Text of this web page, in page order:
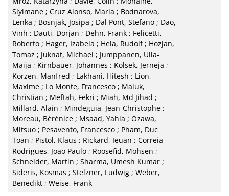
Siyimane ; Cruz Alonso, Maria ; Bodnarova,
Lenka ; Bosnjak, Josipa ; Dal Pont, Stefano ; Dao,
Vinh ; Dauti, Dorjan ; Dehn, Frank ; Felicetti,
Roberto ; Hager, Izabela ; Hela, Rudolf; Hozjan,
Tomaz ; Juknat, Michael ; Jumppanen, Ulla-
Maija ; Kirnbauer, Johannes ; Kolsek, Jerneja ;
Korzen, Manfred ; Lakhani, Hitesh ; Lion,
Maxime ; Lo Monte, Francesco ; Maluk,
Christian ; Meftah, Fekri ; Miah, Md Jihad ;
Millard, Alain ; Mindeguia, Jean-Christophe ;
Moreau, Bérénice ; Msaad, Yahia ; Ozawa,
Mitsuo ; Pesavento, Francesco ; Pham, Duc
Toan ; Pistol, Klaus ; Rickard, Ieuan ; Correia
Rodrigues, Joao Paulo ; Roosefid, Mohsen ;
Schneider, Martin ; Sharma, Umesh Kumar ;
Sideris, Kosmas ; Stelzner, Ludwig ; Weber,
Benedikt ; Weise, Frank